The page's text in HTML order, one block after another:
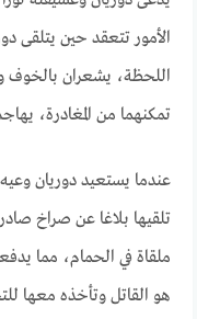
الأمور تتعقد حين يتلقى
اللحظة، يشعران بالخوف
تمكنهما من المغادرة،
عندما يستعيد دوريان
تلقيها بلاغا عن صراخ
ملقاة في الحمام، مما
هو القاتل وتأخذه معها